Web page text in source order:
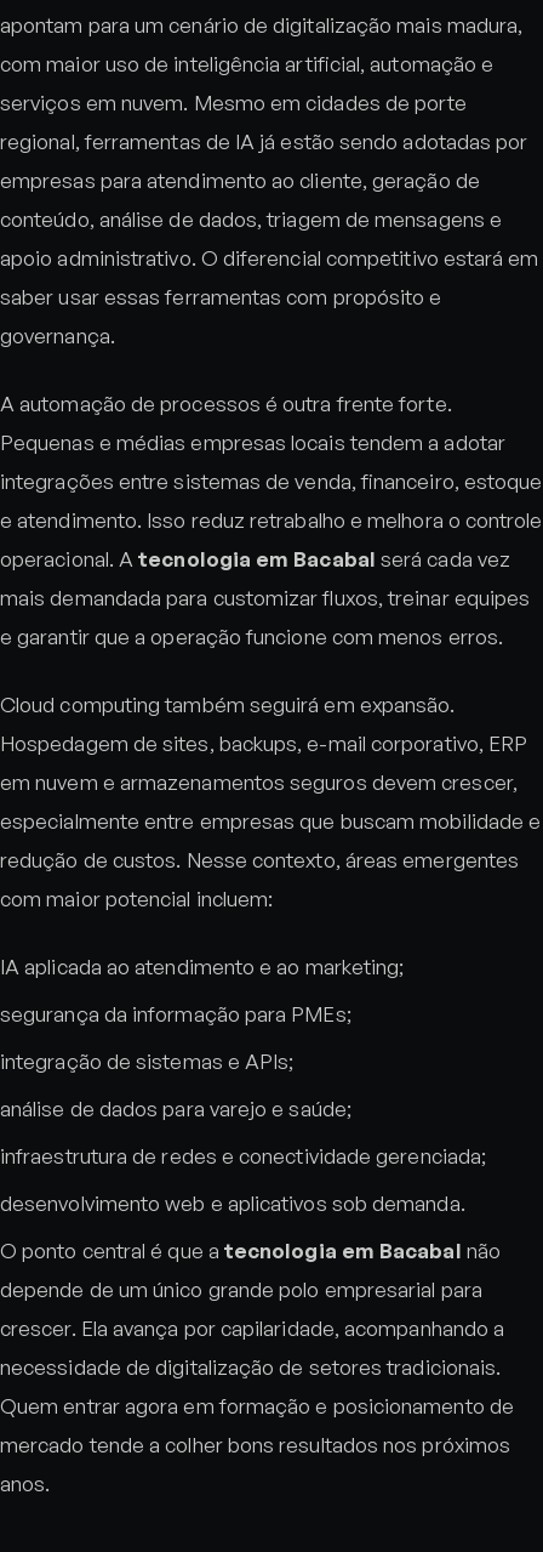
apontam para um cenário de digitalização mais madura,
com maior uso de inteligência artificial, automação e
serviços em nuvem. Mesmo em cidades de porte
regional, ferramentas de IA já estão sendo adotadas por
empresas para atendimento ao cliente, geração de
conteúdo, análise de dados, triagem de mensagens e
apoio administrativo. O diferencial competitivo estará em
saber usar essas ferramentas com propósito e
governança.
A automação de processos é outra frente forte.
Pequenas e médias empresas locais tendem a adotar
integrações entre sistemas de venda, financeiro, estoque
e atendimento. Isso reduz retrabalho e melhora o controle
operacional. Atecnologia em Bacabal será cada vez
mais demandada para customizar fluxos, treinar equipes
e garantir que a operação funcione com menos erros.
Cloud computing também seguirá em expansão.
Hospedagem de sites, backups, e-mail corporativo, ERP
em nuvem e armazenamentos seguros devem crescer,
especialmente entre empresas que buscam mobilidade e
redução de custos. Nesse contexto, áreas emergentes
com maior potencial incluem:
IA aplicada ao atendimento e ao marketing;
segurança da informação para PMEs;
integração de sistemas e APIs;
análise de dados para varejo e saúde;
infraestrutura de redes e conectividade gerenciada;
desenvolvimento web e aplicativos sob demanda.
O ponto central é que a tecnologia em Bacabal não
depende de um único grande polo empresarial para
crescer. Ela avança por capilaridade, acompanhando a
necessidade de digitalização de setores tradicionais.
Quem entrar agora em formação e posicionamento de
mercado tende a colher bons resultados nos próximos
anos.